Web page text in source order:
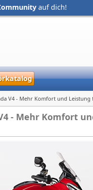
auf dich!
V4 - Mehr Komfort und
- Mehr Komfort